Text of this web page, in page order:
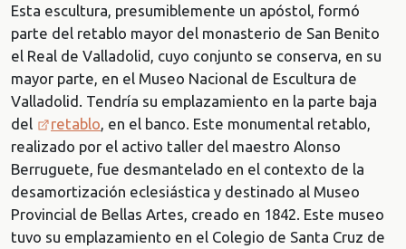
Esta escultura, presumiblemente un apóstol, formó
parte del retablo mayor del monasterio de San Benito
el Real de Valladolid, cuyo conjunto se conserva, en su
mayor parte, en el Museo Nacional de Escultura de
Valladolid. Tendría su emplazamiento en la parte baja
del
retablo, en el banco. Este monumental retablo,
realizado por el activo taller del maestro Alonso
Berruguete, fue desmantelado en el contexto de la
desamortización eclesiástica y destinado al Museo
Provincial de Bellas Artes, creado en 1842. Este museo
tuvo su emplazamiento en el Colegio de Santa Cruz de